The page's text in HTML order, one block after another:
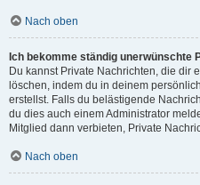
Nach oben
Ich bekomme ständig unerwünschte
Du kannst Private Nachrichten, die dir
löschen, indem du in deinem
erstellst. Falls du belästigende
du dies auch einem Administrator
Mitglied dann verbieten, Private
Nach oben